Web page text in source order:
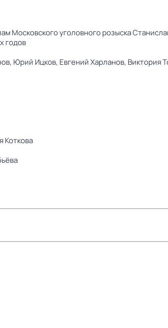
Московского уголовного розыска
годов
Юрий Ицков, Евгений Харланов, Виктория
Коткова